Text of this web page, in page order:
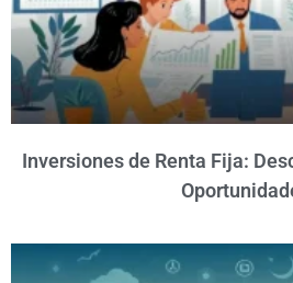
Inversiones de Renta Fija: